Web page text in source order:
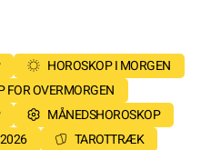
HOROSKOP I MORGEN
FOR OVERMORGEN
MÅNEDSHOROSKOP
TAROTTRÆK